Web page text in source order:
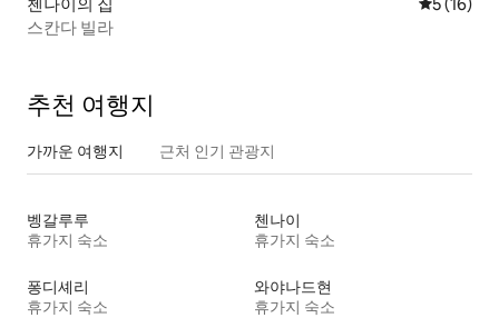
첸나이의 집 평점 5점
5 (16)
스칸다 빌라
추천 여행지
가까운 여행지 근처 인기 관광지
벵갈루루
휴가지 숙소
첸나이
휴가지 숙소
퐁디셰리
휴가지 숙소
와야나드현
휴가지 숙소